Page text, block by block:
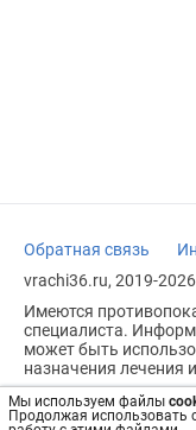
Мы используем файлы
Продолжая использовать
Обратная связь
vrachi36.ru, 2019-2026
Имеются
специалиста.
может быть
назначения лечения
Возрастное